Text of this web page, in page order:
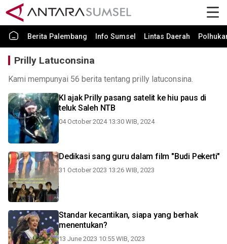
Berita Palembang Info Sumsel Lintas Daerah
Prilly Latuconsina
Kami mempunyai 56 berita tentang prilly latuconsina.
KI ajak Prilly pasang satelit ke hiu paus di
teluk Saleh NTB
04 October 2024 13:30 WIB, 2024
Dedikasi sang guru dalam film "Budi Pekerti"
31 October 2023 13:26 WIB, 2023
Standar kecantikan, siapa yang berhak
menentukan?
13 June 2023 10:55 WIB, 2023